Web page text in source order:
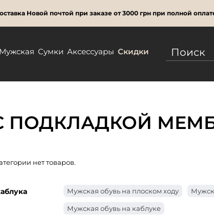
Новой почтой при заказе от 3000 грн при полной
Мужская Сумки Аксессуары Скидки
ПОДКЛАДКОЙ
нет товаров.
Мужская обувь на плоском ходу
Мужская обувь на каблуке